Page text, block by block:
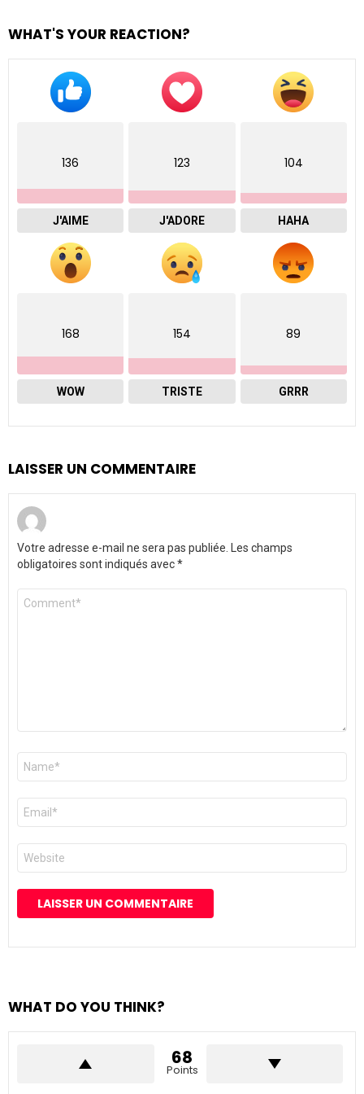
WHAT'S YOUR REACTION?
136
J'AIME
123
J'ADORE
104
HAHA
168
WOW
154
TRISTE
89
GRRR
LAISSER UN COMMENTAIRE
Votre adresse e-mail ne sera pas publiée.
Les champs
obligatoires sont indiqués avec*
Commentaire
Nom
E-
mail
*
Site
web
WHAT DO YOU THINK?
68
Points